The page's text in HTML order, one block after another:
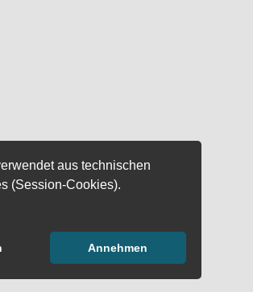
aus technischen
(Session-Cookies).
Annehmen